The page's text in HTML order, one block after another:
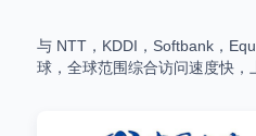
与 NTT，KDDI，Softbank，
球，全球范围综合访问速度快，